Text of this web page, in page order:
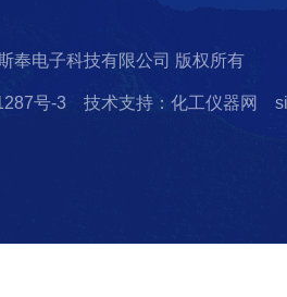
奉电子科技有限公司 版权所有
号-3 技术支持：化工仪器网